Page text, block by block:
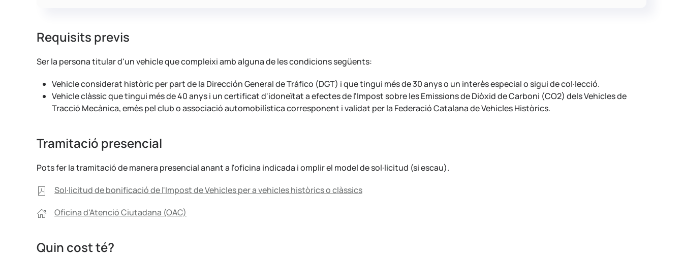
Requisits previs
Ser la persona titular d'un vehicle que compleixi amb alguna de les condicions següents:
Vehicle considerat històric per part de la Dirección General de Tráfico (DGT) i que tingui més de 30 anys o un interès especial o sigui de col·lecció.
Vehicle clàssic que tingui més de 40 anys i un certificat d'idoneïtat a efectes de l'Impost sobre les Emissions de Diòxid de Carboni (CO2) dels Vehicles de
Tracció Mecànica, emès pel club o associació automobilística corresponent i validat per la Federació Catalana de Vehicles Històrics.
Tramitació presencial
Pots fer la tramitació de manera presencial anant a l'oficina indicada i omplir el model de sol·licitud (si escau).
Sol·licitud de bonificació de l'Impost de Vehicles per a vehicles històrics o clàssics
Oficina d'Atenció Ciutadana (OAC)
Quin cost té?